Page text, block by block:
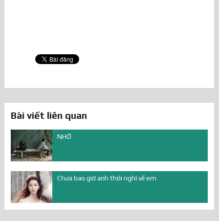
Bài viết liên quan